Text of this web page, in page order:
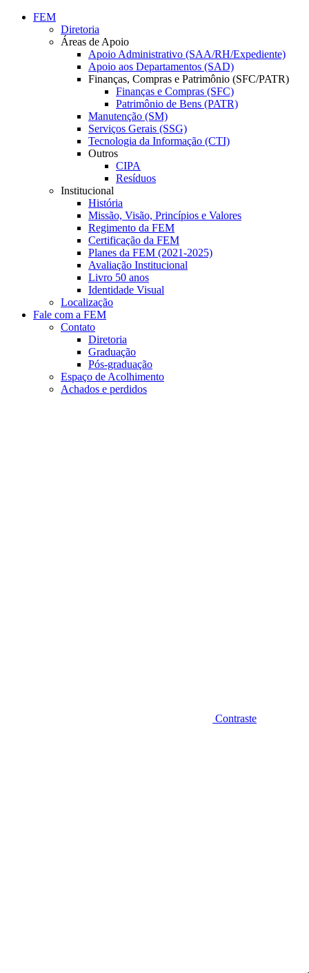
Conteúdo principal
FEM
Diretoria
Áreas de Apoio
Apoio Administrativo (SAA/RH/Expediente)
Apoio aos Departamentos (SAD)
Finanças, Compras e Patrimônio (SFC/PATR)
Finanças e Compras (SFC)
Patrimônio de Bens (PATR)
Manutenção (SM)
Serviços Gerais (SSG)
Tecnologia da Informação (CTI)
Outros
CIPA
Resíduos
Institucional
História
Missão, Visão, Princípios e Valores
Regimento da FEM
Certificação da FEM
Planes da FEM (2021-2025)
Avaliação Institucional
Livro 50 anos
Identidade Visual
Localização
Fale com a FEM
Contato
Diretoria
Graduação
Pós-graduação
Espaço de Acolhimento
Achados e perdidos
Contraste